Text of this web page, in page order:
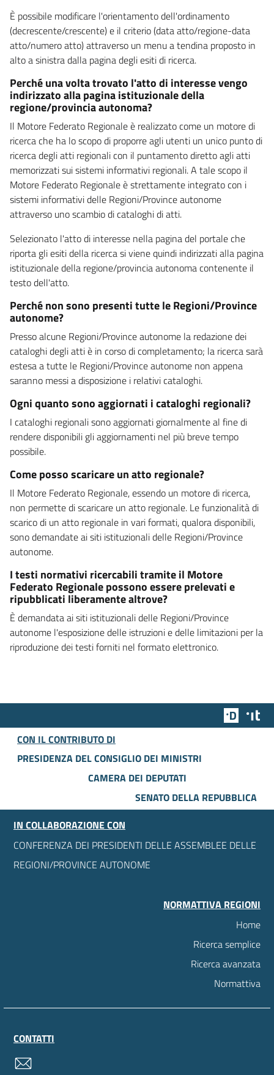
È possibile modificare l'orientamento dell'ordinamento
(decrescente/crescente) e il criterio (data atto/regione-data
atto/numero atto) attraverso un menu a tendina proposto in
alto a sinistra dalla pagina degli esiti di ricerca.
Perché una volta trovato l'atto di interesse vengo
indirizzato alla pagina istituzionale della
regione/provincia autonoma?
Il Motore Federato Regionale è realizzato come un motore di
ricerca che ha lo scopo di proporre agli utenti un unico punto di
ricerca degli atti regionali con il puntamento diretto agli atti
memorizzati sui sistemi informativi regionali. A tale scopo il
Motore Federato Regionale è strettamente integrato con i
sistemi informativi delle Regioni/Province autonome
attraverso uno scambio di cataloghi di atti.
Selezionato l'atto di interesse nella pagina del portale che
riporta gli esiti della ricerca si viene quindi indirizzati alla pagina
istituzionale della regione/provincia autonoma contenente il
testo dell'atto.
Perché non sono presenti tutte le Regioni/Province
autonome?
Presso alcune Regioni/Province autonome la redazione dei
cataloghi degli atti è in corso di completamento; la ricerca sarà
estesa a tutte le Regioni/Province autonome non appena
saranno messi a disposizione i relativi cataloghi.
Ogni quanto sono aggiornati i cataloghi regionali?
I cataloghi regionali sono aggiornati giornalmente al fine di
rendere disponibili gli aggiornamenti nel più breve tempo
possibile.
Come posso scaricare un atto regionale?
Il Motore Federato Regionale, essendo un motore di ricerca,
non permette di scaricare un atto regionale. Le funzionalità di
scarico di un atto regionale in vari formati, qualora disponibili,
sono demandate ai siti istituzionali delle Regioni/Province
autonome.
I testi normativi ricercabili tramite il Motore
Federato Regionale possono essere prelevati e
ripubblicati liberamente altrove?
È demandata ai siti istituzionali delle Regioni/Province
autonome l'esposizione delle istruzioni e delle limitazioni per la
riproduzione dei testi forniti nel formato elettronico.
Team
CON IL CONTRIBUTO DI
PRESIDENZA DEL CONSIGLIO DEI MINISTRI
CAMERA DEI DEPUTATI
SENATO DELLA REPUBBLICA
IN COLLABORAZIONE CON
CONFERENZA DEI PRESIDENTI DELLE ASSEMBLEE DELLE
REGIONI/PROVINCE AUTONOME
NORMATTIVA REGIONI
Home
Ricerca semplice
Ricerca avanzata
Normattiva
CONTATTI